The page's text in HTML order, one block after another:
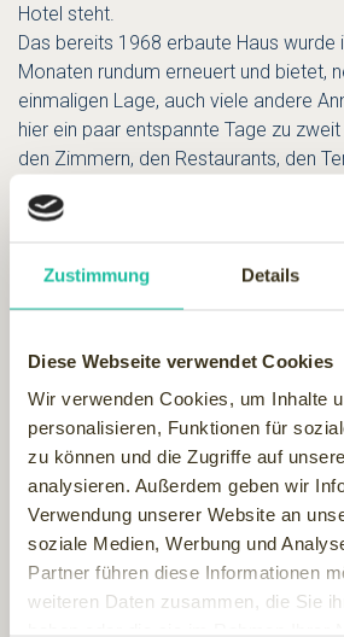
Zustimmung Details
Diese Webseite verwendet Cookies
Wir verwenden Cookies, um Inhalte
personalisieren, Funktionen für
zu können und die Zugriffe auf
analysieren. Außerdem geben wir
Verwendung unserer Website an
soziale Medien, Werbung und
Partner führen diese Informationen
weiteren Daten zusammen, die Sie
Hotel steht.
Das bereits 1968 erbaute Haus wurde
Monaten rundum erneuert und bietet,
einmaligen Lage, auch viele andere
hier ein paar entspannte Tage zu
den Zimmern, den Restaurants, den
großzügige Gestaltung wurde überall
Natürlich auch im komplett neu
Massagen und kosmetischen
lassen, wobei die Produkte von
Wer das zu zweit genießen möchte,
„Honeymoon“, eine orientalische
Stempelmassage, Fußmassage,
vielem mehr.
Schwimmbegeisterte bekommen
dem großen Indoor-Pool. Und es gibt
Saunalandschaft.Übrigens:In der
man sich am besten Abkühlung mit
in die wenige Meter entfernte Ostsee.